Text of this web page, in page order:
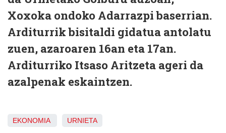
Xoxoka ondoko Adarrazpi baserrian.
Arditurrik bisitaldi gidatua antolatu
zuen, azaroaren 16an eta 17an.
Arditurriko Itsaso Aritzeta ageri da
azalpenak eskaintzen.
EKONOMIA URNIETA